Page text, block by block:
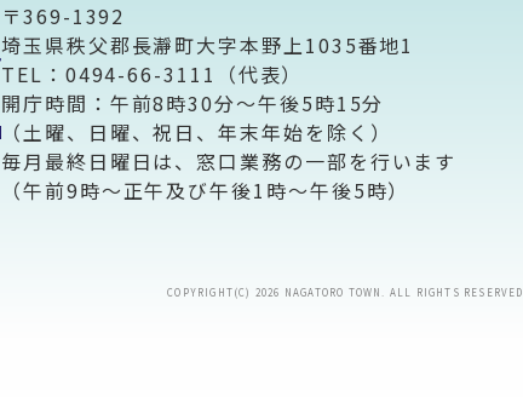
〒369-1392
埼玉県秩父郡長瀞町大字本野上1035番地1
TEL：0494-66-3111（代表）
開庁時間：午前8時30分～午後5時15分
（土曜、日曜、祝日、年末年始を除く）
毎月最終日曜日は、窓口業務の一部を行います
（午前9時～正午及び午後1時～午後5時）
COPYRIGHT(C) 2026 NAGATORO TOWN. ALL RIGHTS RESERVED.